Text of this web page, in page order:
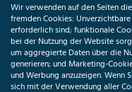
Wir verwenden auf den Seiten
fremden Cookies:
erforderlich sind; funktionale
bei der Nutzung der Website
um aggregierte Daten über die
generieren; und Marketing-
und Werbung anzuzeigen. Wenn
sich mit der Verwendung aller